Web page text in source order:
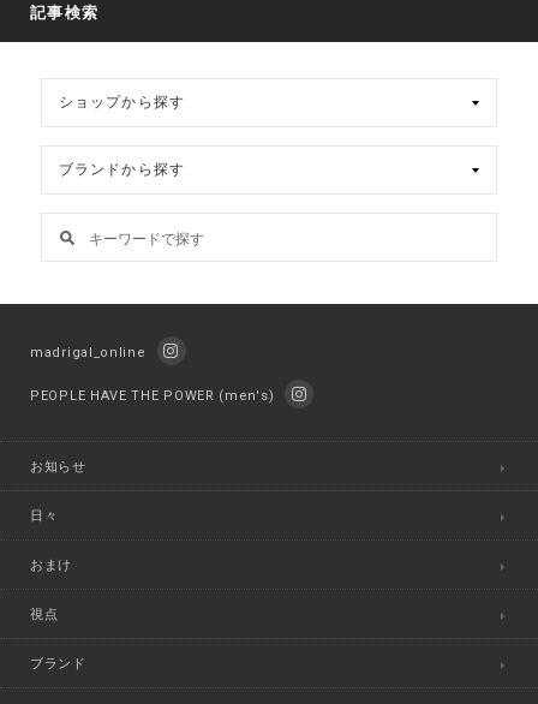
記事検索
madrigal_online
PEOPLE HAVE THE POWER (men's)
お知らせ
日々
おまけ
視点
ブランド